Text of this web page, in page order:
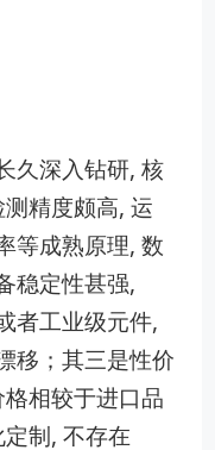
久深入钻研, 核
精度颇高,‌ 运
等成熟原理, 数
稳定性甚‍强,
者工业级元件,
移；其三是性‌价
相较于进口品
制, ‍不存在